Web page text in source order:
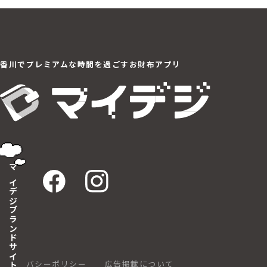
マイデジブランドサイト
香川でプレミアムな時間を過ごすお財布アプリ
プライバシーポリシー 広告掲載について